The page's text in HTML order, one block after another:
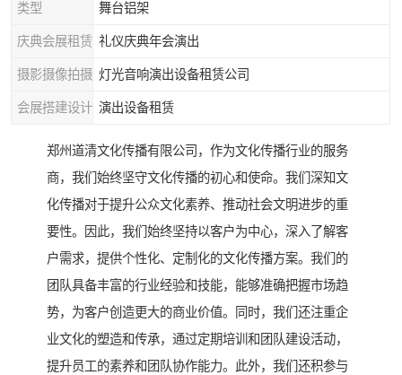
类型 舞台铝架
庆典会展租赁 礼仪庆典年会演出
摄影摄像拍摄 灯光音响演出设备租赁公司
会展搭建设计 演出设备租赁
郑州道清文化传播有限公司，作为文化传播行业的服务
商，我们始终坚守文化传播的初心和使命。我们深知文
化传播对于提升公众文化素养、推动社会文明进步的重
要性。因此，我们始终坚持以客户为中心，深入了解客
户需求，提供个性化、定制化的文化传播方案。我们的
团队具备丰富的行业经验和技能，能够准确把握市场趋
势，为客户创造更大的商业价值。同时，我们还注重企
业文化的塑造和传承，通过定期培训和团队建设活动，
提升员工的素养和团队协作能力。此外，我们还积参与